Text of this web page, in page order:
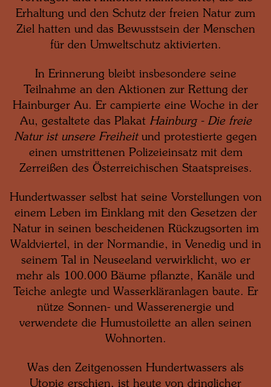
Erhaltung und den Schutz der freien Natur zum
Ziel hatten und das Bewusstsein der Menschen
für den Umweltschutz aktivierten.
In Erinnerung bleibt insbesondere seine
Teilnahme an den Aktionen zur Rettung der
Hainburger Au. Er campierte eine Woche in der
Au, gestaltete das Plakat Hainburg - Die freie
Natur ist unsere Freiheit und protestierte gegen
einen umstrittenen Polizeieinsatz mit dem
Zerreißen des Österreichischen Staatspreises.
Hundertwasser selbst hat seine Vorstellungen von
einem Leben im Einklang mit den Gesetzen der
Natur in seinen bescheidenen Rückzugsorten im
Waldviertel, in der Normandie, in Venedig und in
seinem Tal in Neuseeland verwirklicht, wo er
mehr als 100.000 Bäume pflanzte, Kanäle und
Teiche anlegte und Wasserkläranlagen baute. Er
nütze Sonnen- und Wasserenergie und
verwendete die Humustoilette an allen seinen
Wohnorten.
Was den Zeitgenossen Hundertwassers als
Utopie erschien, ist heute von dringlicher